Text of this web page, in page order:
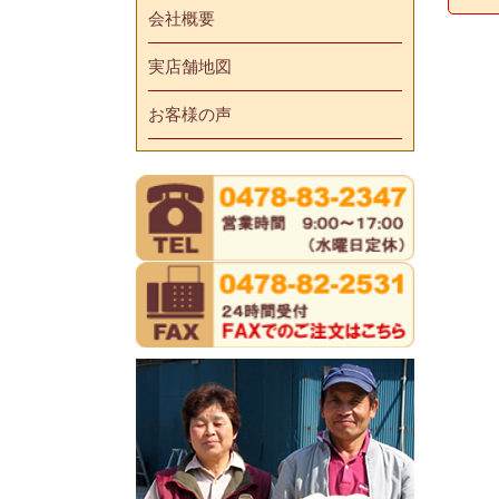
会社概要
実店舗地図
お客様の声